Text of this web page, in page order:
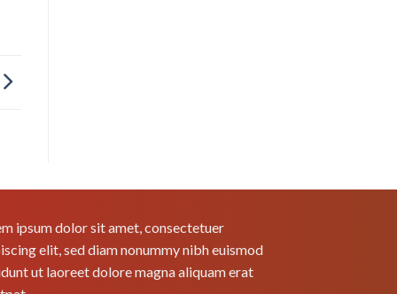
ipsum dolor sit amet, consectetuer
elit, sed diam nonummy nibh euismod
ut laoreet dolore magna aliquam erat